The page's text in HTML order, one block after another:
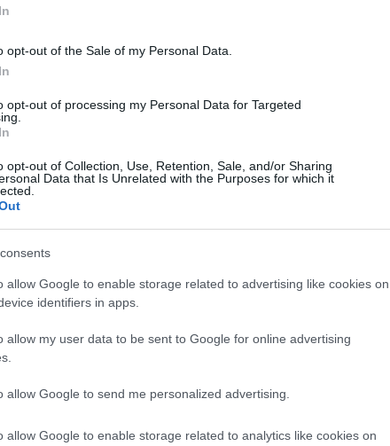
opt-out of the Sale of my Personal Data.
opt-out of processing my Personal Data for Targeted
opt-out of Collection, Use, Retention, Sale, and/or Sharing
Data that Is Unrelated with the Purposes for which it
allow Google to enable storage related to advertising like cookies on
identifiers in apps.
allow my user data to be sent to Google for online advertising
allow Google to send me personalized advertising.
allow Google to enable storage related to analytics like cookies on
is, az egri csillag, ezzel is megmutatva a borvidék
a változatos adottságoknak (pl: talajszerkezet)
olaszrizling, chardonnay, kékfrankos, illetve a
Grandon az egri borászatok standjához,
Juhász Testvérek Pincészete, Kovács Nimród
bora a szekszárdi bikavér. Készítése
és az egri bikavérhez hasonlóan ez a név is védett
szabályozott és ellenőrzött.
14 település tartozik a borvidékhez, a
át teszik ki a teljes termesztésnek. Vezető szőlőfajta
amely több szekszárdi bor alapja. Jelenlegi
a kadarka, a cabernet franc és a sauvignon